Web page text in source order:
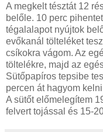
A megkelt tésztát 12
belőle. 10 perc
tégalalapot nyújtok
evőkanál tölteléket
csíkokra vágom. Az
töltelékre, majd az
Sütőpapíros tepsibe
percen át hagyom
A sütőt előmelegítem
felvert tojással és 15-